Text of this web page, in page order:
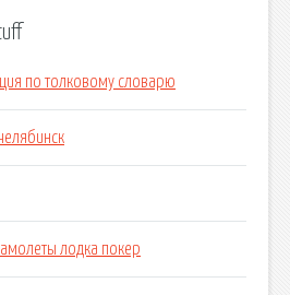
по толковому словарю
лодка покер